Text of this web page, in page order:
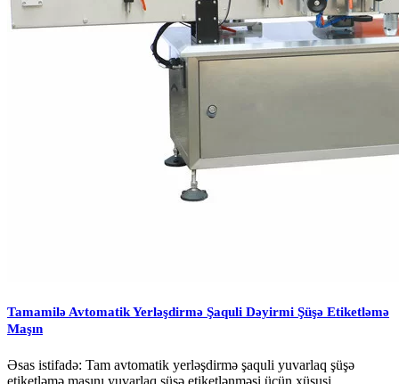
Tamamilə Avtomatik Yerləşdirmə Şaquli Dəyirmi Şüşə Etiketləmə
Maşın
Əsas istifadə: Tam avtomatik yerləşdirmə şaquli yuvarlaq şüşə
etiketləmə maşını yuvarlaq şüşə etiketlənməsi üçün xüsusi